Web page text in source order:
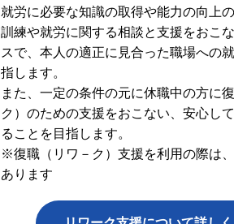
就労に必要な知識の取得や能力の向上
訓練や就労に関する相談と支援をおこ
スで、本人の適正に見合った職場への
指します。
また、一定の条件の元に休職中の方に
ク）のための支援をおこない、安心し
ることを目指します。
※復職（リワ－ク）支援を利用の際は
あります